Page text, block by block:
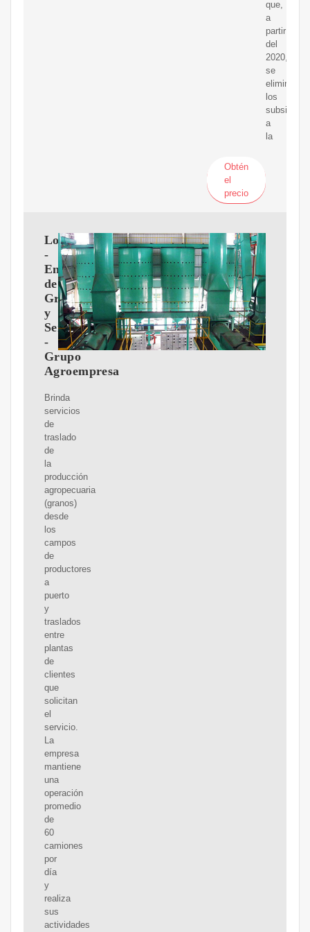
que,
a
partir
del
2020,
se
eliminan
los
subsidios
a
la
Obtén
el
precio
Logística
-
Envío
de
Granos
y
Semillas
-
Grupo
Agroempresa
Brinda
servicios
de
traslado
de
la
producción
agropecuaria
(granos)
desde
los
campos
de
productores
a
puerto
y
traslados
entre
plantas
de
clientes
que
solicitan
el
servicio.
La
empresa
mantiene
una
operación
promedio
de
60
camiones
por
día
y
realiza
sus
actividades